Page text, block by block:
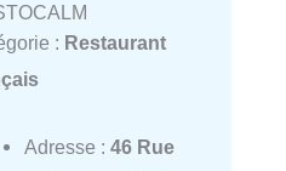
: Restaurant
Adresse : 46 Rue